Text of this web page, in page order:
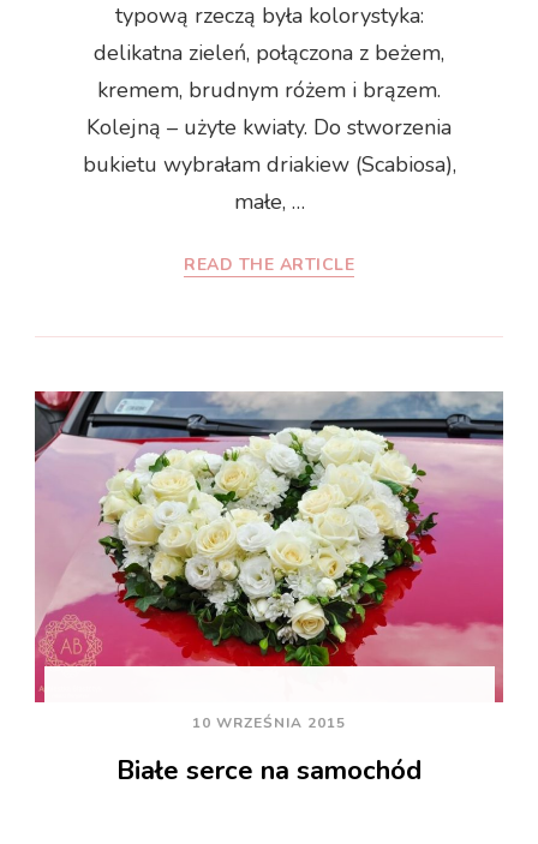
typową rzeczą była kolorystyka:
delikatna zieleń, połączona z beżem,
kremem, brudnym różem i brązem.
Kolejną – użyte kwiaty. Do stworzenia
bukietu wybrałam driakiew (Scabiosa),
małe, …
READ THE ARTICLE
10 WRZEŚNIA 2015
Białe serce na samochód